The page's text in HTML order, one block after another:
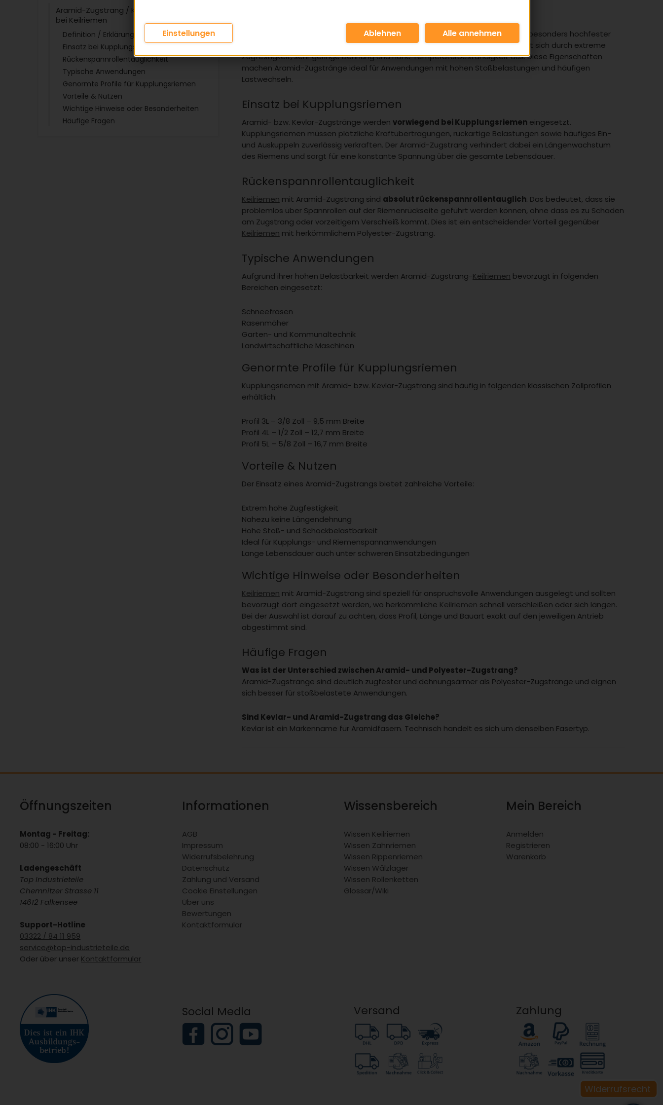
Aramid-Zugstrang / Kevlar-Zugstrang
bei Keilriemen
Definition / Erklärung
Einsatz bei Kupplungsriemen
Rückenspannrollentauglichkeit
Typische Anwendungen
Genormte Profile für Kupplungsriemen
Vorteile & Nutzen
Wichtige Hinweise oder Besonderheiten
Häufige Fragen
Ein Aramid-Zugstrang – häufig auch als Kevlar-Zugstrang bezeichnet – ist ein besonders hochfester
Zugstrang aus Aramidfasern, der inKeilriemeneingesetzt wird. Aramid zeichnet sich durch extreme
Zugfestigkeit, sehr geringe Dehnung und hohe Temperaturbeständigkeit aus. Diese Eigenschaften
machen Aramid-Zugstränge ideal für Anwendungen mit hohen Stoßbelastungen und häufigen
Lastwechseln.
Einsatz bei Kupplungsriemen
Aramid- bzw. Kevlar-Zugstränge werden vorwiegend bei Kupplungsriemeneingesetzt.
Kupplungsriemen müssen plötzliche Kraftübertragungen, ruckartige Belastungen sowie häufiges Ein-
und Auskuppeln zuverlässig verkraften. Der Aramid-Zugstrang verhindert dabei ein Längenwachstum
des Riemens und sorgt für eine konstante Spannung über die gesamte Lebensdauer.
Rückenspannrollentauglichkeit
Keilriemen mit Aramid-Zugstrang sind absolut rückenspannrollentauglich. Das bedeutet, dass sie
problemlos über Spannrollen auf der Riemenrückseite geführt werden können, ohne dass es zu Schäden
am Zugstrang oder vorzeitigem Verschleiß kommt. Dies ist ein entscheidender Vorteil gegenüber
Keilriemen mit herkömmlichem Polyester-Zugstrang.
Typische Anwendungen
Aufgrund ihrer hohen Belastbarkeit werden Aramid-Zugstrang-Keilriemen bevorzugt in folgenden
Bereichen eingesetzt:
Schneefräsen
Rasenmäher
Garten- und Kommunaltechnik
Landwirtschaftliche Maschinen
Genormte Profile für Kupplungsriemen
Kupplungsriemen mit Aramid- bzw. Kevlar-Zugstrang sind häufig in folgenden klassischen Zollprofilen
erhältlich:
Profil 3L – 3/8 Zoll – 9,5 mm Breite
Profil 4L – 1/2 Zoll – 12,7 mm Breite
Profil 5L – 5/8 Zoll – 16,7 mm Breite
Vorteile & Nutzen
Der Einsatz eines Aramid-Zugstrangs bietet zahlreiche Vorteile:
Extrem hohe Zugfestigkeit
Nahezu keine Längendehnung
Hohe Stoß- und Schockbelastbarkeit
Ideal für Kupplungs- und Riemenspannanwendungen
Lange Lebensdauer auch unter schweren Einsatzbedingungen
Wichtige Hinweise oder Besonderheiten
Keilriemen mit Aramid-Zugstrang sind speziell für anspruchsvolle Anwendungen ausgelegt und sollten
bevorzugt dort eingesetzt werden, wo herkömmliche Keilriemen schnell verschleißen oder sich längen.
Bei der Auswahl ist darauf zu achten, dass Profil, Länge und Bauart exakt auf den jeweiligen Antrieb
abgestimmt sind.
Häufige Fragen
Was ist der Unterschied zwischen Aramid- und Polyester-Zugstrang?
Aramid-Zugstränge sind deutlich zugfester und dehnungsärmer als Polyester-Zugstränge und eignen
sich besser für stoßbelastete Anwendungen.
Sind Kevlar- und Aramid-Zugstrang das Gleiche?
Kevlar ist ein Markenname für Aramidfasern. Technisch handelt es sich um denselben Fasertyp.
Öffnungszeiten
Montag - Freitag:
08:00 - 16:00 Uhr
Ladengeschäft
Top Industrieteile
Chemnitzer Strasse 11
14612 Falkensee
Support-Hotline
03322 / 84 11 959
service@top-industrieteile.de
Oder über unser Kontaktformular
Informationen
AGB
Impressum
Widerrufsbelehrung
Datenschutz
Zahlung und Versand
Cookie Einstellungen
Über uns
Bewertungen
Kontaktformular
Wissensbereich
Wissen Keilriemen
Wissen Zahnriemen
Wissen Rippenriemen
Wissen Wälzlager
Wissen Rollenketten
Glossar/Wiki
Mein Bereich
Anmelden
Registrieren
Warenkorb
Social Media Versand Zahlung
Widerrufsrecht
Einstellungen